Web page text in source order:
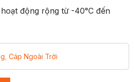
động rộng từ -40°C đến
Cáp Ngoài Trời